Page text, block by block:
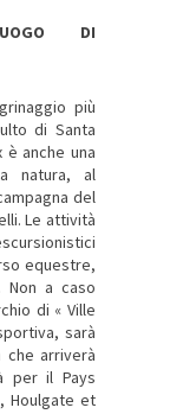
DI
più
di Santa
è anche una
natura, al
del
Le attività
equestre,
Non a caso
di « Ville
sarà
che arriverà
per il Pays
Houlgate et